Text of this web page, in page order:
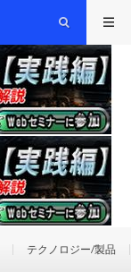
テクノロジー/製品